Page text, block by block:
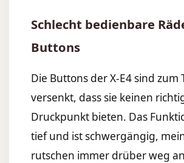
Schlecht bedienbare
Buttons
Die Buttons der X-E4 sind zum
versenkt, dass sie keinen
Druckpunkt bieten. Das
tief und ist schwergängig,
rutschen immer drüber weg